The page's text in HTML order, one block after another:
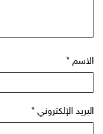
الاسم *
البريد الإلكتروني *